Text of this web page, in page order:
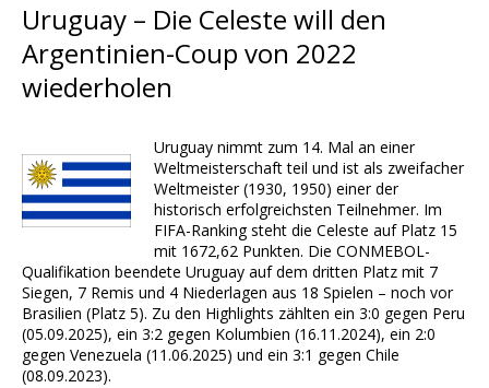
Uruguay – Die Celeste will den
Argentinien-Coup von 2022
wiederholen
Uruguay nimmt zum 14. Mal an einer
Weltmeisterschaft teil und ist als zweifacher
Weltmeister (1930, 1950) einer der
historisch erfolgreichsten Teilnehmer. Im
FIFA-Ranking steht die Celeste auf Platz 15
mit 1672,62 Punkten. Die CONMEBOL-
Qualifikation beendete Uruguay auf dem dritten Platz mit 7
Siegen, 7 Remis und 4 Niederlagen aus 18 Spielen – noch vor
Brasilien (Platz 5). Zu den Highlights zählten ein 3:0 gegen Peru
(05.09.2025), ein 3:2 gegen Kolumbien (16.11.2024), ein 2:0
gegen Venezuela (11.06.2025) und ein 3:1 gegen Chile
(08.09.2023).